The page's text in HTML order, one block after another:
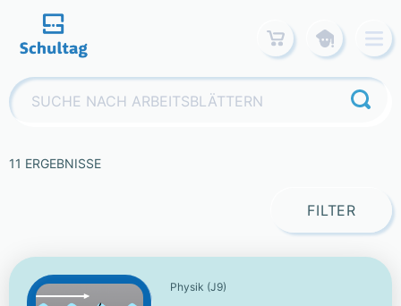
content
Suchen
nach:
11 ERGEBNISSE
FILTER
Physik (J9)